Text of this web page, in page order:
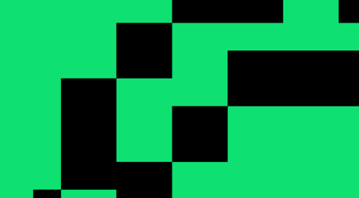
Associação de Estudantes
Desporto
Regulamentos